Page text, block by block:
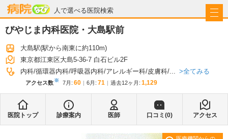
人で選べる医院検索
病院なび
びやじま内科医院・大島駅前
大島駅(駅から南東に約110m)
東京都江東区大島5-36-7 白石ビル2F
内科 循環器内科 呼吸器内科 アレルギー科 皮膚科 ... 全てみる
アクセス数※ 7月 : 60 6月 : 71 過去12ヶ月: 1,129
医院トップ 診療案内 医師 口コミ(0) アクセス